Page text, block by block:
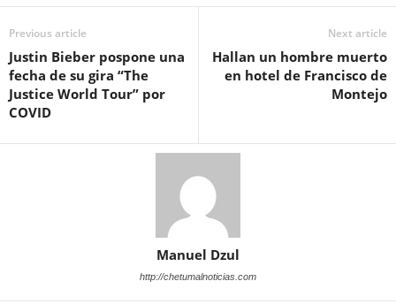
Previous article
Justin Bieber pospone una
fecha de su gira “The
Justice World Tour” por
COVID
Next article
Hallan un hombre muerto
en hotel de Francisco de
Montejo
Manuel Dzul
http://chetumalnoticias.com